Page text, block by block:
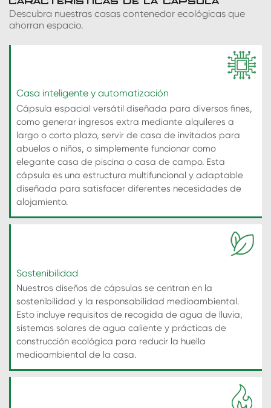
Descubra nuestras casas contenedor ecológicas que
ahorran espacio.
Casa inteligente y automatización
Cápsula espacial versátil diseñada para diversos fines,
como generar ingresos extra mediante alquileres a
largo o corto plazo, servir de casa de invitados para
abuelos o niños, o simplemente funcionar como
elegante casa de piscina o casa de campo. Esta
cápsula es una estructura multifuncional y adaptable
diseñada para satisfacer diferentes necesidades de
alojamiento.
Sostenibilidad
Nuestros diseños de cápsulas se centran en la
sostenibilidad y la responsabilidad medioambiental.
Esto incluye requisitos de recogida de agua de lluvia,
sistemas solares de agua caliente y prácticas de
construcción ecológica para reducir la huella
medioambiental de la casa.